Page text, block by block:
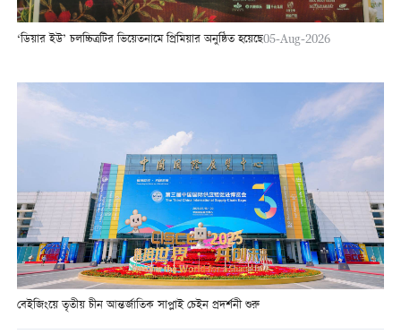
‘ডিয়ার ইউ’ চলচ্চিত্রটির ভিয়েতনামে প্রিমিয়ার অনুষ্ঠিত হয়েছে05-Aug-2026
বেইজিংয়ে তৃতীয় চীন আন্তর্জাতিক সাপ্লাই চেইন প্রদর্শনী শুরু